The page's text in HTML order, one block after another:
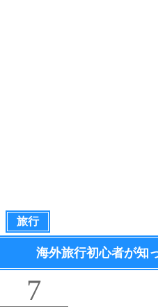
旅行
海外旅行初心者が知
7